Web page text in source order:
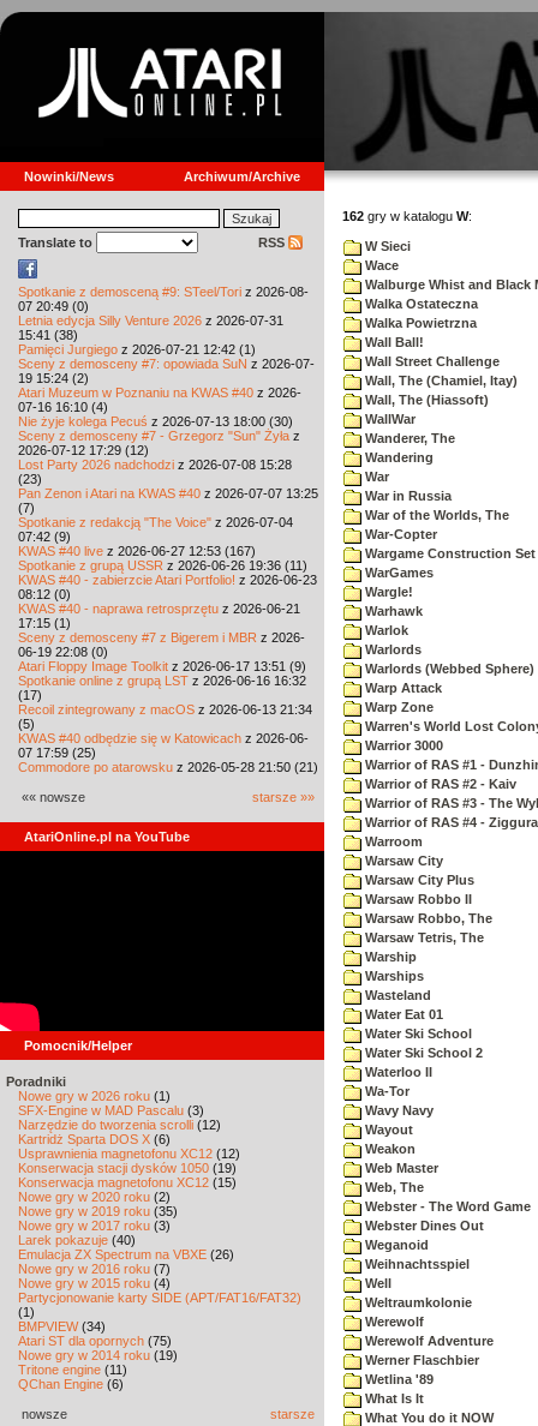
Nowinki/News Archiwum/Archive
Translate to RSS
Spotkanie z demosceną #9: STeel/Tori z 2026-08-
07 20:49 (0)
Letnia edycja Silly Venture 2026 z 2026-07-31
15:41 (38)
Pamięci Jurgiego z 2026-07-21 12:42 (1)
Sceny z demosceny #7: opowiada SuN z 2026-07-
19 15:24 (2)
Atari Muzeum w Poznaniu na KWAS #40 z 2026-
07-16 16:10 (4)
Nie żyje kolega Pecuś z 2026-07-13 18:00 (30)
Sceny z demosceny #7 - Grzegorz "Sun" Żyła z
2026-07-12 17:29 (12)
Lost Party 2026 nadchodzi z 2026-07-08 15:28
(23)
Pan Zenon i Atari na KWAS #40 z 2026-07-07 13:25
(7)
Spotkanie z redakcją "The Voice" z 2026-07-04
07:42 (9)
KWAS #40 live z 2026-06-27 12:53 (167)
Spotkanie z grupą USSR z 2026-06-26 19:36 (11)
KWAS #40 - zabierzcie Atari Portfolio! z 2026-06-23
08:12 (0)
KWAS #40 - naprawa retrosprzętu z 2026-06-21
17:15 (1)
Sceny z demosceny #7 z Bigerem i MBR z 2026-
06-19 22:08 (0)
Atari Floppy Image Toolkit z 2026-06-17 13:51 (9)
Spotkanie online z grupą LST z 2026-06-16 16:32
(17)
Recoil zintegrowany z macOS z 2026-06-13 21:34
(5)
KWAS #40 odbędzie się w Katowicach z 2026-06-
07 17:59 (25)
Commodore po atarowsku z 2026-05-28 21:50 (21)
«« nowsze starsze »»
AtariOnline.pl na YouTube
Pomocnik/Helper
Poradniki
Nowe gry w 2026 roku (1)
SFX-Engine w MAD Pascalu (3)
Narzędzie do tworzenia scrolli (12)
Kartridż Sparta DOS X (6)
Usprawnienia magnetofonu XC12 (12)
Konserwacja stacji dysków 1050 (19)
Konserwacja magnetofonu XC12 (15)
Nowe gry w 2020 roku (2)
Nowe gry w 2019 roku (35)
Nowe gry w 2017 roku (3)
Larek pokazuje (40)
Emulacja ZX Spectrum na VBXE (26)
Nowe gry w 2016 roku (7)
Nowe gry w 2015 roku (4)
Partycjonowanie karty SIDE (APT/FAT16/FAT32)
(1)
BMPVIEW(34)
Atari ST dla opornych (75)
Nowe gry w 2014 roku (19)
Tritone engine (11)
QChan Engine (6)
nowsze starsze
162 gry w katalogu W:
W Sieci
Wace
Walburge Whist and Black
Walka Ostateczna
Walka Powietrzna
Wall Ball!
Wall Street Challenge
Wall, The (Chamiel, Itay)
Wall, The (Hiassoft)
WallWar
Wanderer, The
Wandering
War
War in Russia
War of the Worlds, The
War-Copter
Wargame Construction Set
WarGames
Wargle!
Warhawk
Warlok
Warlords
Warlords (Webbed Sphere)
Warp Attack
Warp Zone
Warren's World Lost
Warrior 3000
Warrior of RAS #1 -
Warrior of RAS #2 - Kaiv
Warrior of RAS #3 - The
Warrior of RAS #4 -
Warroom
Warsaw City
Warsaw City Plus
Warsaw Robbo II
Warsaw Robbo, The
Warsaw Tetris, The
Warship
Warships
Wasteland
Water Eat 01
Water Ski School
Water Ski School 2
Waterloo II
Wa-Tor
Wavy Navy
Wayout
Weakon
Web Master
Web, The
Webster - The Word Game
Webster Dines Out
Weganoid
Weihnachtsspiel
Well
Weltraumkolonie
Werewolf
Werewolf Adventure
Werner Flaschbier
Wetlina '89
What Is It
What You do it NOW